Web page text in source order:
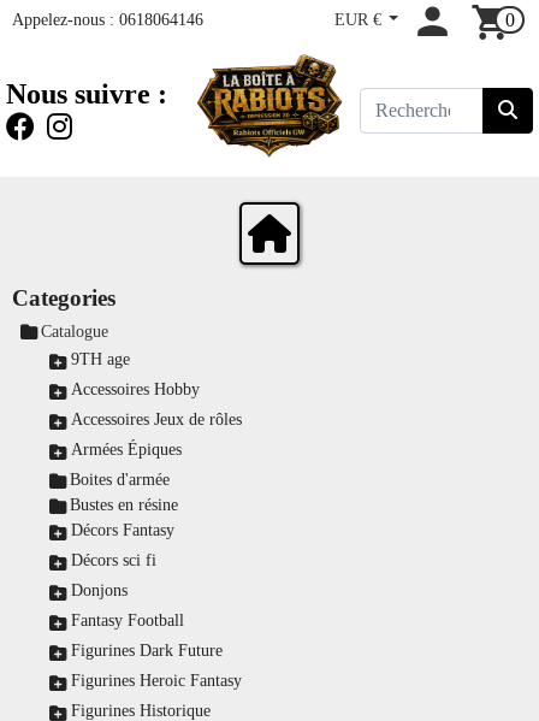
Appelez-nous : 0618064146 EUR € 0
Nous suivre :
Categories
Catalogue
9TH age
Accessoires Hobby
Accessoires Jeux de rôles
Armées Épiques
Boites d'armée
Bustes en résine
Décors Fantasy
Décors sci fi
Donjons
Fantasy Football
Figurines Dark Future
Figurines Heroic Fantasy
Figurines Historique